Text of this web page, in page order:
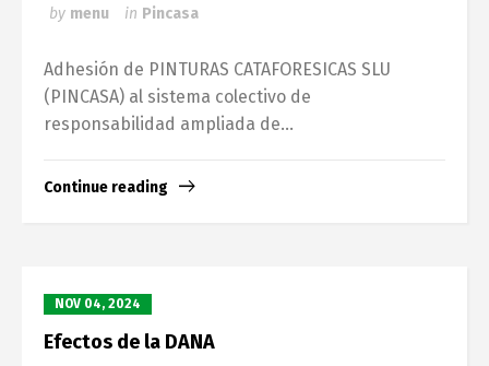
by menu in Pincasa
Adhesión de PINTURAS CATAFORESICAS SLU
(PINCASA) al sistema colectivo de
responsabilidad ampliada de...
Continue reading
NOV 04, 2024
Efectos de la DANA